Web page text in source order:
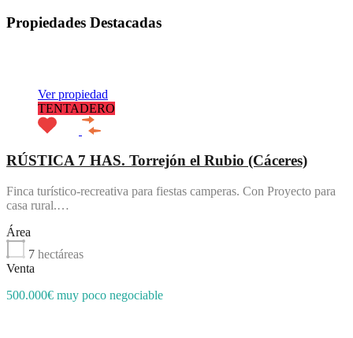
Propiedades Destacadas
Ver propiedad
TENTADERO
RÚSTICA 7 HAS. Torrejón el Rubio (Cáceres)
Finca turístico-recreativa para fiestas camperas. Con Proyecto para
casa rural.…
Área
7 hectáreas
Venta
500.000€ muy poco negociable